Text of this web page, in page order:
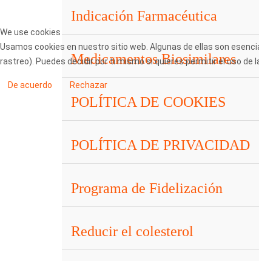
Indicación Farmacéutica
Medicamentos Biosimilares
POLÍTICA DE COOKIES
POLÍTICA DE PRIVACIDAD
Programa de Fidelización
Reducir el colesterol
We use cookies
Usamos cookies en nuestro sitio web. Algunas de ellas son
rastreo). Puedes decidir por ti mismo si quieres permitir el uso de
De acuerdo
Rechazar